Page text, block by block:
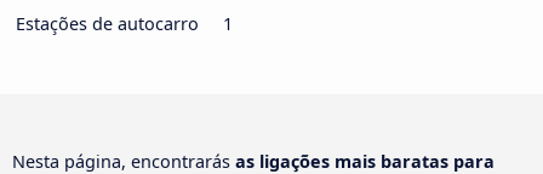
Estações de autocarro
1
Nesta página, encontrarás as ligações mais baratas para